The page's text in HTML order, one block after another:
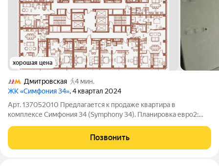
хорошая цена
Дмитровская
4 мин.
ЖК «Симфония 34», 4 квартал 2024
Арт. 137052010 Предлагается к продаже квартира в
комплексе Симфония 34 (Symphony 34). Планировка евро2:
с теплым алюминиевым профилем. Есть форточка. В квартиру
заведено оборудование под
Позвонить